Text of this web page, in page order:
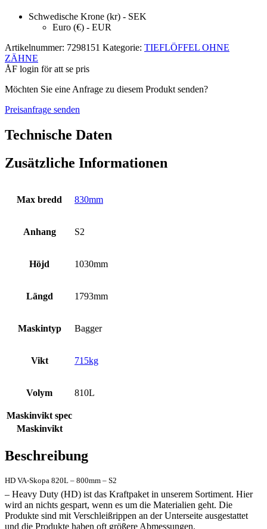
Schwedische Krone (kr) - SEK
Euro (€) - EUR
Artikelnummer: 7298151 Kategorie: TIEFLÖFFEL OHNE
ZÄHNE
ÅF login för att se pris
Möchten Sie eine Anfrage zu diesem Produkt senden?
Preisanfrage senden
Technische Daten
Zusätzliche Informationen
Max bredd 830mm
Anhang S2
Höjd 1030mm
Längd 1793mm
Maskintyp Bagger
Vikt 715kg
Volym 810L
Maskinvikt spec
Maskinvikt
Beschreibung
HD VA-Skopa 820L – 800mm – S2
– Heavy Duty (HD) ist das Kraftpaket in unserem Sortiment. Hier
wird an nichts gespart, wenn es um die Materialien geht. Die
Produkte sind mit Verschleißrippen an der Unterseite ausgestattet
und die Produkte haben oft größere Abmessungen.